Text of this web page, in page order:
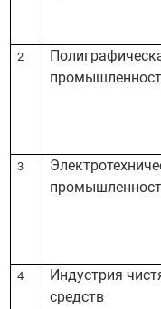
2
3
4
Индустрия
средств